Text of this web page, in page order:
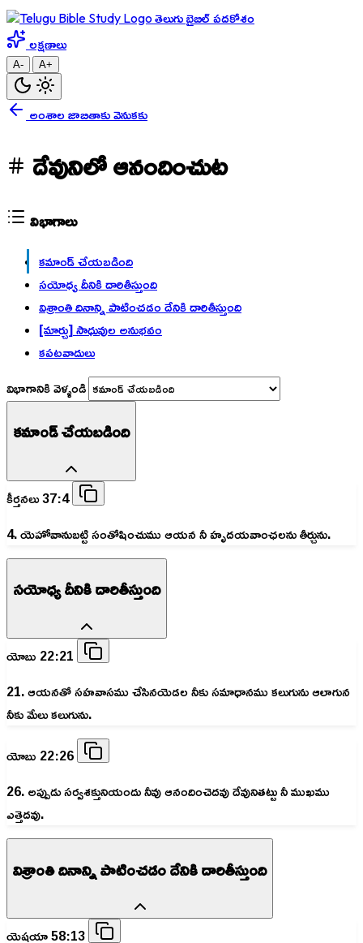
తెలుగు బైబిల్ పదకోశం
లక్షణాలు
A- A+
అంశాల జాబితాకు వెనుకకు
దేవునిలో ఆనందించుట
విభాగాలు
కమాండ్ చేయబడింది
సయోధ్య దీనికి దారితీస్తుంది
విశ్రాంతి దినాన్ని పాటించడం దేనికి దారితీస్తుంది
[మార్చు] సాధువుల అనుభవం
కపటవాదులు
విభాగానికి వెళ్ళండి
కమాండ్ చేయబడింది
కీర్తనలు 37:4
4. యెహోవానుబట్టి సంతోషించుము ఆయన నీ హృదయవాంఛలను తీర్చును.
సయోధ్య దీనికి దారితీస్తుంది
యోబు 22:21
21. ఆయనతో సహవాసము చేసినయెడల నీకు సమాధానము కలుగును ఆలాగున
నీకు మేలు కలుగును.
యోబు 22:26
26. అప్పుడు సర్వశక్తునియందు నీవు ఆనందించెదవు దేవునితట్టు నీ ముఖము
ఎత్తెదవు.
విశ్రాంతి దినాన్ని పాటించడం దేనికి దారితీస్తుంది
యెషయా 58:13